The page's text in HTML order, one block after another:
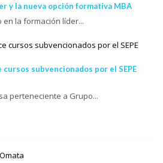
y la nueva opción formativa MBA
en la formación líder...
subvencionados por el SEPE
perteneciente a Grupo...